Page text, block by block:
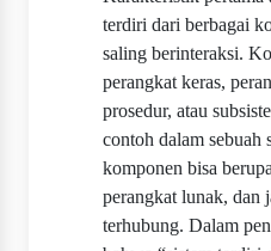
terdiri dari berbagai
saling berinteraksi.
perangkat keras,
prosedur, atau
contoh dalam sebuah
komponen bisa
perangkat lunak, dan
terhubung. Dalam